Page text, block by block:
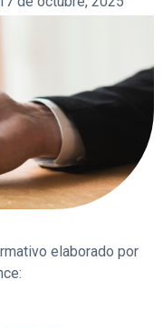
elaborado por